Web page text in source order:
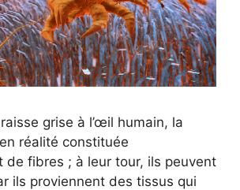
grise à l’œil humain, la
réalité constituée
de fibres ; à leur tour, ils peuvent
ils proviennent des tissus qui